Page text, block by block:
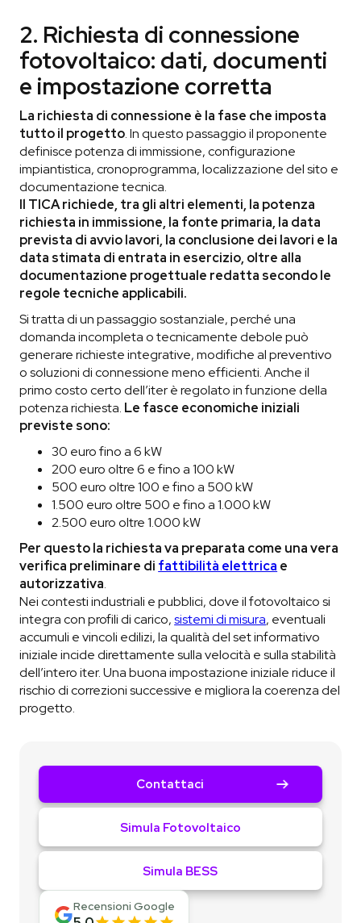
2. Richiesta di connessione
fotovoltaico: dati, documenti
e impostazione corretta
La richiesta di connessione è la fase che imposta
tutto il progetto. In questo passaggio il proponente
definisce potenza di immissione, configurazione
impiantistica, cronoprogramma, localizzazione del sito e
documentazione tecnica.
Il TICA richiede, tra gli altri elementi, la potenza
richiesta in immissione, la fonte primaria, la data
prevista di avvio lavori, la conclusione dei lavori e la
data stimata di entrata in esercizio, oltre alla
documentazione progettuale redatta secondo le
regole tecniche applicabili.
Si tratta di un passaggio sostanziale, perché una
domanda incompleta o tecnicamente debole può
generare richieste integrative, modifiche al preventivo
o soluzioni di connessione meno efficienti. Anche il
primo costo certo dell’iter è regolato in funzione della
potenza richiesta. Le fasce economiche iniziali
previste sono:
30 euro fino a 6 kW
200 euro oltre 6 e fino a 100 kW
500 euro oltre 100 e fino a 500 kW
1.500 euro oltre 500 e fino a 1.000 kW
2.500 euro oltre 1.000 kW
Per questo la richiesta va preparata come una vera
verifica preliminare di fattibilità elettrica e
autorizzativa.
Nei contesti industriali e pubblici, dove il fotovoltaico si
integra con profili di carico,sistemi di misura, eventuali
accumuli e vincoli edilizi, la qualità del set informativo
iniziale incide direttamente sulla velocità e sulla stabilità
dell’intero iter. Una buona impostazione iniziale riduce il
rischio di correzioni successive e migliora la coerenza del
progetto.
Contattaci
Simula Fotovoltaico
Simula BESS
Recensioni Google